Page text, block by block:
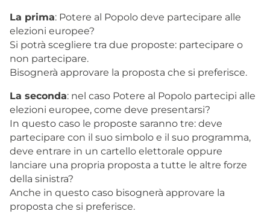
La prima: Potere al Popolo deve partecipare alle
elezioni europee?
Si potrà scegliere tra due proposte: partecipare o
non partecipare.
Bisognerà approvare la proposta che si preferisce.
La seconda: nel caso Potere al Popolo partecipi alle
elezioni europee, come deve presentarsi?
In questo caso le proposte saranno tre: deve
partecipare con il suo simbolo e il suo programma,
deve entrare in un cartello elettorale oppure
lanciare una propria proposta a tutte le altre forze
della sinistra?
Anche in questo caso bisognerà approvare la
proposta che si preferisce.